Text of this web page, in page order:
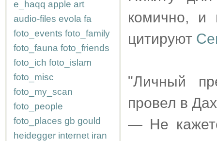
e_haqq apple art
audio-files evola fa
foto_events foto_family
foto_fauna foto_friends
foto_ich foto_islam
foto_misc
foto_my_scan
foto_people
foto_places gb gould
heidegger internet iran
комично, и
цитируют
"Личный
провел в
— Не